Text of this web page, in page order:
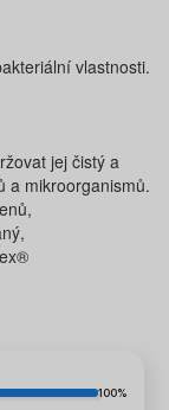
vlastnosti.
jej čistý a
a mikroorganismů.
100%